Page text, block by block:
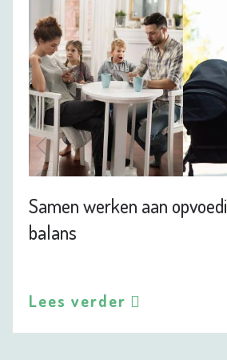
Samen werken aan
balans
Lees verder